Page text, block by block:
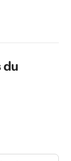
vous
et des
et de
dans votre
du